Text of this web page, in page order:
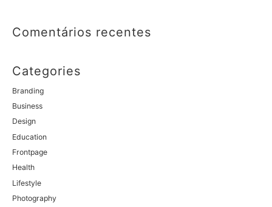
Comentários recentes
Categories
Branding
Business
Design
Education
Frontpage
Health
Lifestyle
Photography